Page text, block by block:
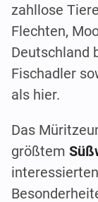
zahllose
Flechten,
Deutschland
Fischadler
als hier.
Das
größtem